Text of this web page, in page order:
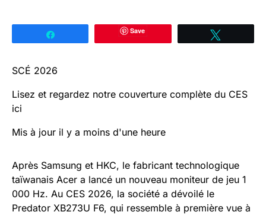
Save
SCÉ 2026
Lisez et regardez notre couverture complète du CES
ici
Mis à jour il y a moins d'une heure
Après Samsung et HKC, le fabricant technologique
taïwanais Acer a lancé un nouveau moniteur de jeu 1
000 Hz. Au CES 2026, la société a dévoilé le
Predator XB273U F6, qui ressemble à première vue à